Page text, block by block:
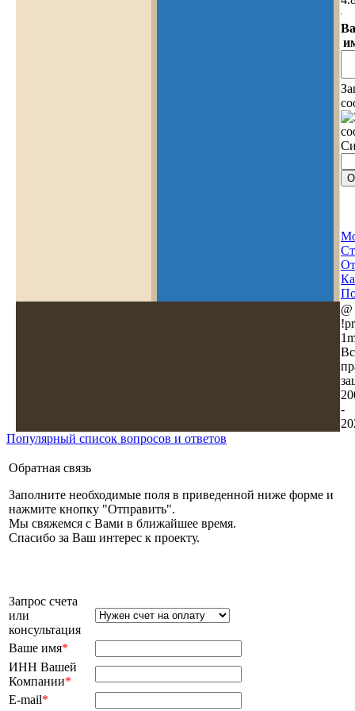
@
-
Популярный список вопросов и ответов
Обратная связь
Заполните необходимые поля в приведенной ниже форме и
нажмите кнопку "Отправить".
Мы свяжемся с Вами в ближайшее время.
Спасибо за Ваш интерес к проекту.
Запрос счета
или
консультация
Ваше имя*
ИНН Вашей
Компании*
E-mail*